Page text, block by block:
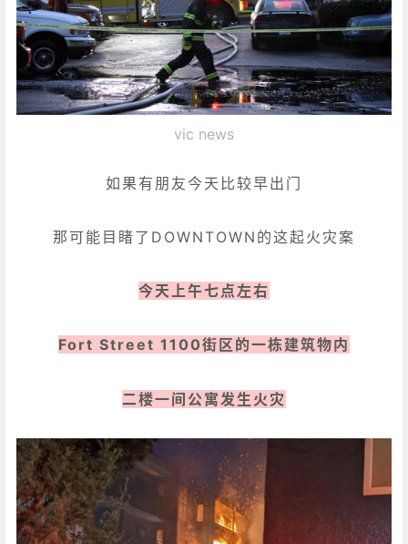
vic news
如果有朋友今天比较早出门
那可能目睹了DOWNTOWN的这起火灾案
今天上午七点左右
Fort Street 1100街区的一栋建筑物内
二楼一间公寓发生火灾